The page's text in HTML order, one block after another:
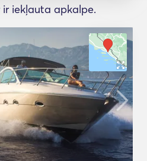
ir iekļauta apkalpe.